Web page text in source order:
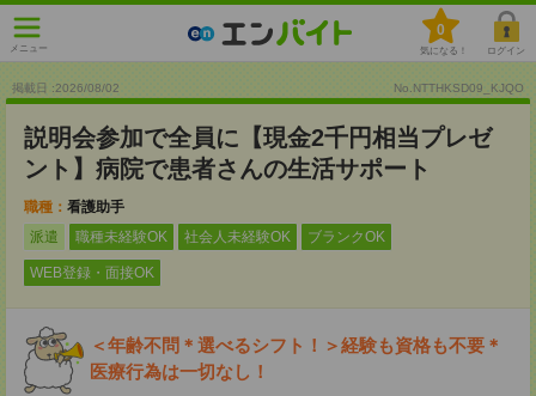
メニュー
0
気になる！ ログイン
掲載日 :2026/08/02 No.NTTHKSD09_KJQO
説明会参加で全員に【現金2千円相当プレゼ
ント】病院で患者さんの生活サポート
職種： 看護助手
派遣
職種未経験OK 社会人未経験OK ブランクOK
WEB登録・面接OK
＜年齢不問＊選べるシフト！＞経験も資格も不要＊
医療行為は一切なし！